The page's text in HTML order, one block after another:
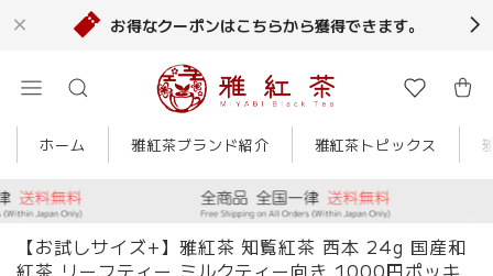
お得なクーポンはこちらから獲得できます。
ホーム 雅紅茶ブランド紹介 雅紅茶トピックス
【お試しサイズ+】雅紅茶 知覧紅茶 西本 24g 国産和
紅茶 リーフティー ミルクティー向き 1000円ポッキ